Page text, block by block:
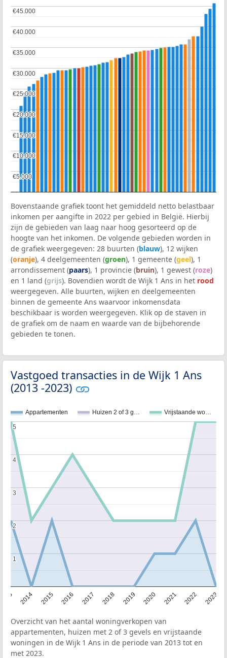
€5.000
€5.000
€10.000
€10.000
€15.000
€15.000
€20.000
€20.000
€25.000
€25.000
€30.000
€30.000
€35.000
€35.000
€40.000
€40.000
€45.000
€45.000
Bovenstaande grafiek toont het gemiddeld netto belastbaar
inkomen per aangifte in 2022 per gebied in België. Hierbij
zijn de gebieden van laag naar hoog gesorteerd op de
hoogte van het inkomen. De volgende gebieden worden in
de grafiek weergegeven: 28 buurten (blauw), 12 wijken
(oranje), 4 deelgemeenten (groen), 1 gemeente (geel), 1
arrondissement (paars), 1 provincie (bruin), 1 gewest (roze)
en 1 land (grijs). Bovendien wordt de Wijk 1 Ans in het rood
weergegeven. Alle buurten, wijken en deelgemeenten
binnen de gemeente Ans waarvoor inkomensdata
beschikbaar is worden weergegeven. Klik op de staven in
de grafiek om de naam en waarde van de bijbehorende
gebieden te tonen.
Vastgoed transacties in de Wijk 1 Ans
(2013 -2023)
Appartementen Huizen 2 of 3 g… Vrijstaande wo…
2014 2015 2016 2017 2018 2019 2020 2021 2022 2023
1
1
2
2
3
3
4
4
5
5
Overzicht van het aantal woningverkopen van
appartementen, huizen met 2 of 3 gevels en vrijstaande
woningen in de Wijk 1 Ans in de periode van 2013 tot en
met 2023.